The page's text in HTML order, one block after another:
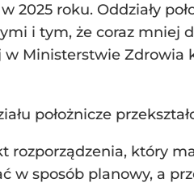
2025 roku. Oddziały
i tym, że coraz mniej
Ministerstwie
położnicze
rozporządzenia, który
w sposób planowy, a